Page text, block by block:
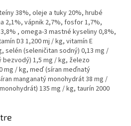
38%, oleje a tuky 20%, hrubé
2,1%, vápnik 2,7%, fosfor 1,7%,
, omega-3 mastné kyseliny 0,8%,
D3 1,200 mj / kg, vitamín E
selén (seleničitan sodný) 0,13 mg /
1,5 mg / kg, železo
mg / kg, meď (síran meďnatý
manganatý monohydrát 38 mg /
135 mg / kg, taurín 2000